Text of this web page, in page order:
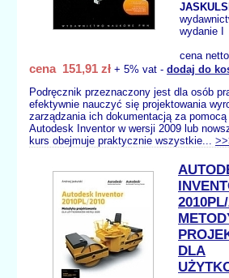
wydanie I
cena
cena 151,91 zł + 5% vat - dodaj do
Podręcznik przeznaczony jest dla osób
efektywnie nauczyć się projektowania
zarządzania ich dokumentacją za pomocą
Autodesk Inventor w wersji 2009 lub
kurs obejmuje praktycznie wszystkie...
DLA